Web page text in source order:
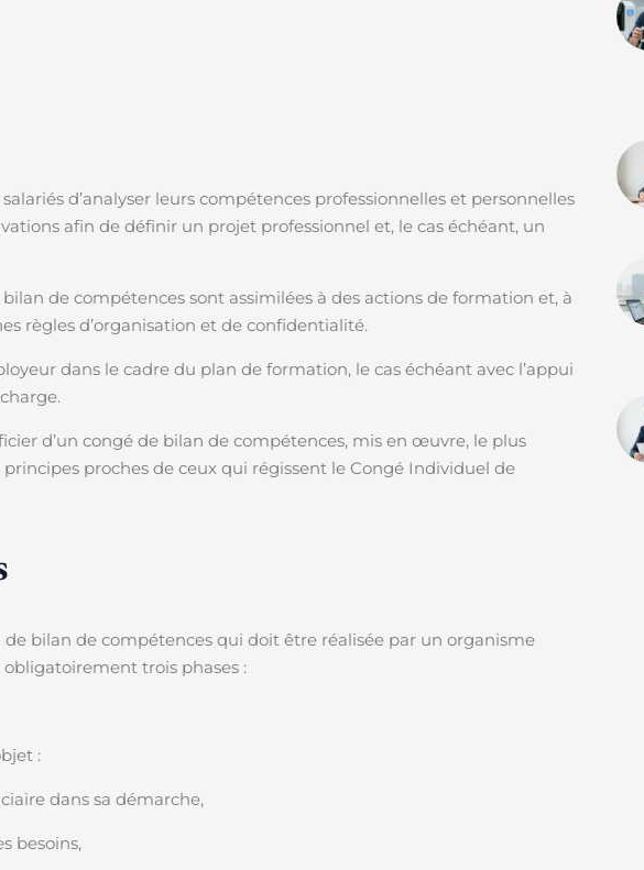
d’analyser leurs compétences professionnelles et personnelles
afin de définir un projet professionnel et, le cas échéant, un
de compétences sont assimilées à des actions de formation et, à
règles d’organisation et de confidentialité.
dans le cadre du plan de formation, le cas échéant avec l’appui
d’un congé de bilan de compétences, mis en œuvre, le plus
proches de ceux qui régissent le Congé Individuel de
bilan de compétences qui doit être réalisée par un organisme
trois phases :
:
dans sa démarche,
besoins,